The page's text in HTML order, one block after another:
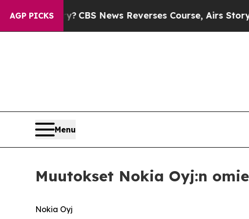
AGP PICKS
Memory?CBS News Reverses Course, Airs Story on
Menu
Muutokset Nokia Oyj:n
Nokia Oyj